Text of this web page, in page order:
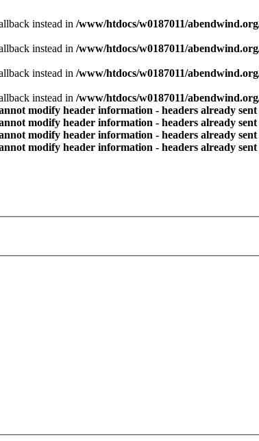
instead in /www/htdocs/w0187011/
instead in /www/htdocs/w0187011/
instead in /www/htdocs/w0187011/
instead in /www/htdocs/w0187011/
modify header information - headers already
modify header information - headers already
modify header information - headers already
modify header information - headers already